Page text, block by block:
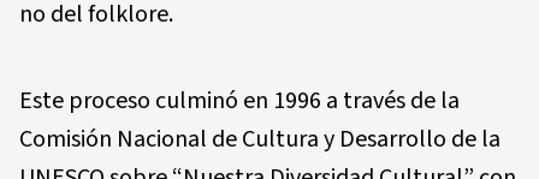
no del folklore.
Este proceso culminó en 1996 a través de la
Comisión Nacional de Cultura y Desarrollo de la